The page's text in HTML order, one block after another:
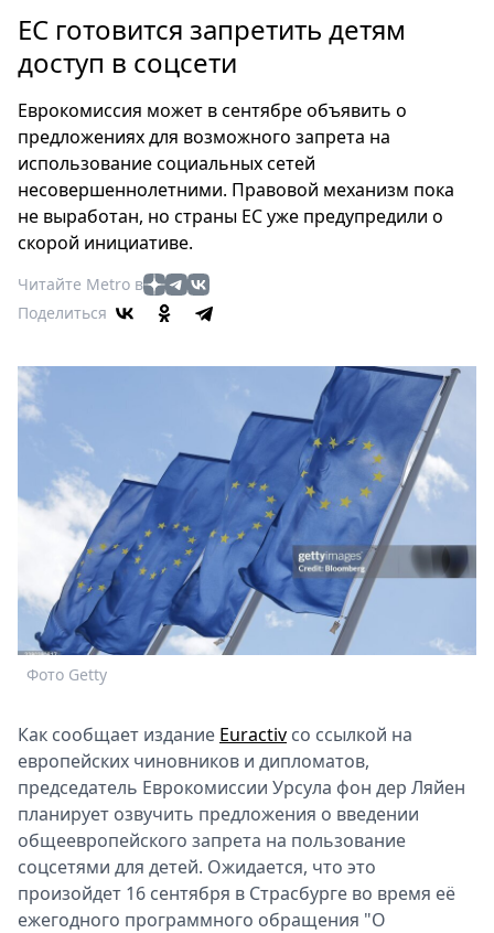
Россия
Мир
Еда
Туризм
Мода
Театр
Кино
Афиша
Книги
Пресс-
Стримы
Спецпроекты
Звезды
Выборы
2026
Скачай
Metro
ЕС готовится запретить детям
доступ в соцсети
Еврокомиссия может в сентябре объявить о
предложениях для возможного запрета на
использование социальных сетей
несовершеннолетними. Правовой механизм пока
не выработан, но страны ЕС уже предупредили о
скорой инициативе.
Читайте Metro в
Поделиться
Фото Getty
Как сообщает издание Euractiv со ссылкой на
европейских чиновников и дипломатов,
председатель Еврокомиссии Урсула фон дер Ляйен
планирует озвучить предложения о введении
общеевропейского запрета на пользование
соцсетями для детей. Ожидается, что это
произойдет 16 сентября в Страсбурге во время её
ежегодного программного обращения "О